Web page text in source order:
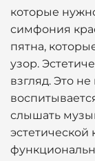
которые
симфония
пятна,
узор.
взгляд. Это
слышать
эстетической